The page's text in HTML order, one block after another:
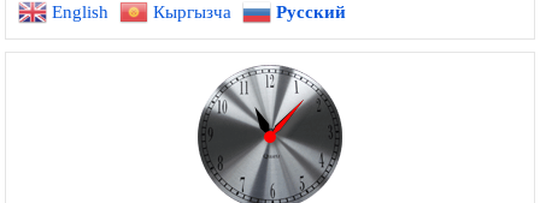
записям
English Кыргызча Русский